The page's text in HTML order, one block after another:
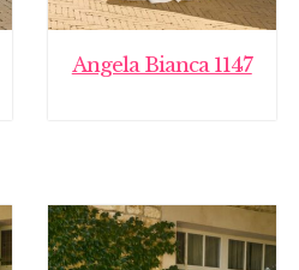
Angela Bianca 1147